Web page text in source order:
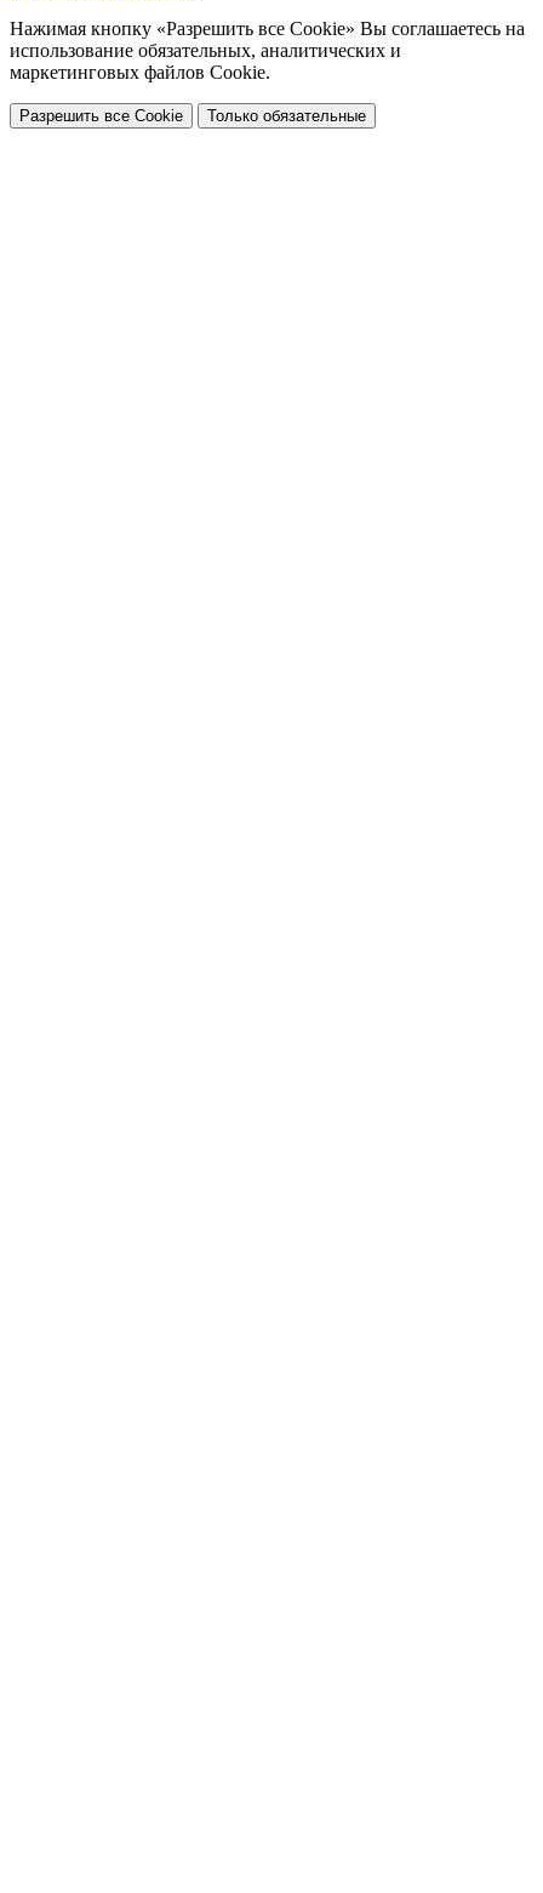
Нажимая кнопку «Разрешить все Cookie» Вы соглашаетесь на
использование обязательных, аналитических и
маркетинговых файлов Cookie.
Разрешить все Cookie Только обязательные